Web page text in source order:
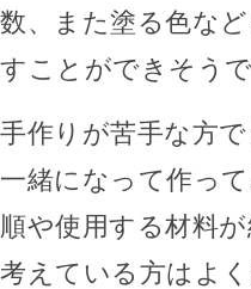
数、また塗る色な
すことができそうで
手作りが苦手な方
一緒になって作っ
順や使用する材料
考えている方はよ